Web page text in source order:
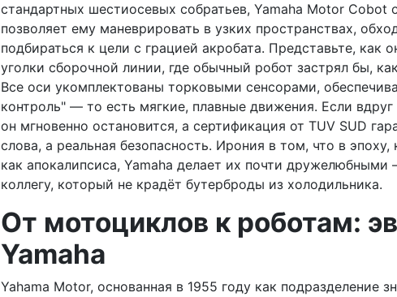
стандартных шестиосевых собратьев, Yamaha Motor
позволяет ему маневрировать в узких пространствах,
подбираться к цели с грацией акробата. Представьте, как
уголки сборочной линии, где обычный робот застрял бы,
Все оси укомплектованы торковыми сенсорами,
контроль" — то есть мягкие, плавные движения. Если вдруг
он мгновенно остановится, а сертификация от TUV SUD
слова, а реальная безопасность. Ирония в том, что в
как апокалипсиса, Yamaha делает их почти дружелюбными
коллегу, который не крадёт бутерброды из холодильника.
От мотоциклов к роботам:
Yamaha
Yahama Motor, основанная в 1955 году как подразделение